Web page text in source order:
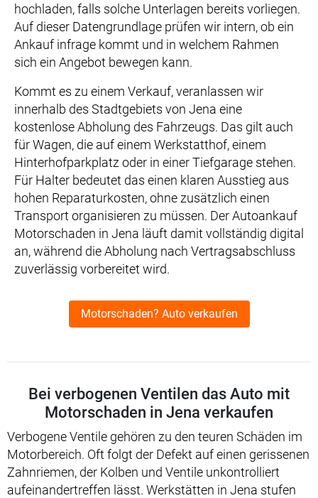
hochladen, falls solche Unterlagen bereits vorliegen.
Auf dieser Datengrundlage prüfen wir intern, ob ein
Ankauf infrage kommt und in welchem Rahmen
sich ein Angebot bewegen kann.
Kommt es zu einem Verkauf, veranlassen wir
innerhalb des Stadtgebiets von Jena eine
kostenlose Abholung des Fahrzeugs. Das gilt auch
für Wagen, die auf einem Werkstatthof, einem
Hinterhofparkplatz oder in einer Tiefgarage stehen.
Für Halter bedeutet das einen klaren Ausstieg aus
hohen Reparaturkosten, ohne zusätzlich einen
Transport organisieren zu müssen. Der Autoankauf
Motorschaden in Jena läuft damit vollständig digital
an, während die Abholung nach Vertragsabschluss
zuverlässig vorbereitet wird.
Motorschaden? Auto verkaufen
Bei verbogenen Ventilen das Auto mit
Motorschaden in Jena verkaufen
Verbogene Ventile gehören zu den teuren Schäden im
Motorbereich. Oft folgt der Defekt auf einen gerissenen
Zahnriemen, der Kolben und Ventile unkontrolliert
aufeinandertreffen lässt. Werkstätten in Jena stufen